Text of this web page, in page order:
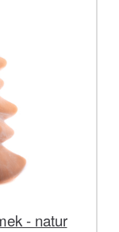
- natur